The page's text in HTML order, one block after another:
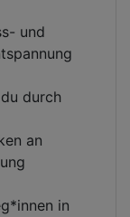
und
durch
an
in